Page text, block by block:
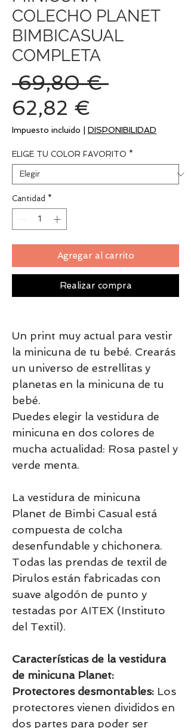
COLECHO PLANET
BIMBICASUAL
COMPLETA
69,80 € Precio
62,82 €
de
oferta
Impuesto incluido DISPONIBILIDAD
ELIGE TU COLOR FAVORITO *
Cantidad *
Agregar al carrito
Realizar compra
Un print muy actual para vestir
la minicuna de tu bebé. Crearás
un universo de estrellitas y
planetas en la minicuna de tu
bebé.
Puedes elegir la vestidura de
minicuna en dos colores de
mucha actualidad: Rosa pastel y
verde menta.
La vestidura de minicuna
Planet de Bimbi Casual está
compuesta de colcha
desenfundable y chichonera.
Todas las prendas de textil de
Pirulos están fabricadas con
suave algodón de punto y
testadas por AITEX (Instituto
del Textil).
Características de la vestidura
de minicuna Planet:
Protectores desmontables: Los
protectores vienen divididos en
dos partes para poder ser